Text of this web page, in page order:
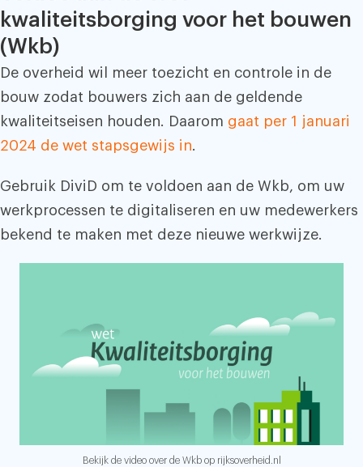
kwaliteitsborging voor het bouwen
(Wkb)
De overheid wil meer toezicht en controle in de
bouw zodat bouwers zich aan de geldende
kwaliteitseisen houden. Daarom gaat per 1 januari
2024 de wet stapsgewijs in.
Gebruik DiviD om te voldoen aan de Wkb, om uw
werkprocessen te digitaliseren en uw medewerkers
bekend te maken met deze nieuwe werkwijze.
Bekijk de video over de Wkb op rijksoverheid.nl